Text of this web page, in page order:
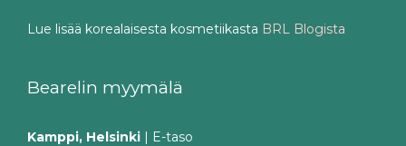
Lue lisää korealaisesta kosmetiikasta BRL Blogista
Bearelin myymälä
Kamppi, Helsinki | E-taso